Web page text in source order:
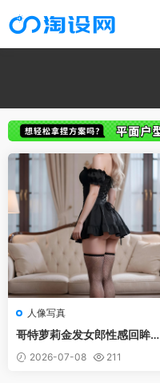
人像写真
哥特萝莉金发女郎性感回眸全
身像2026-07-08 211